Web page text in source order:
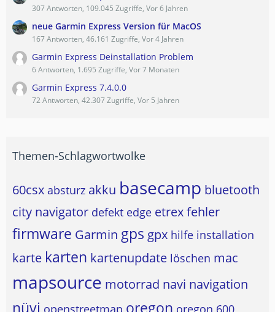
307 Antworten, 109.045 Zugriffe, Vor 6 Jahren
neue Garmin Express Version für MacOS
167 Antworten, 46.161 Zugriffe, Vor 4 Jahren
Garmin Express Deinstallation Problem
6 Antworten, 1.695 Zugriffe, Vor 7 Monaten
Garmin Express 7.4.0.0
72 Antworten, 42.307 Zugriffe, Vor 5 Jahren
Themen-Schlagwortwolke
60csx absturz akku basecamp bluetooth
city navigator defekt edge etrexfehler
firmware Garmin gps gpx hilfe installation
karte karten kartenupdate löschen mac
mapsource motorrad navi navigation
nüvi openstreetmap oregon oregon 600